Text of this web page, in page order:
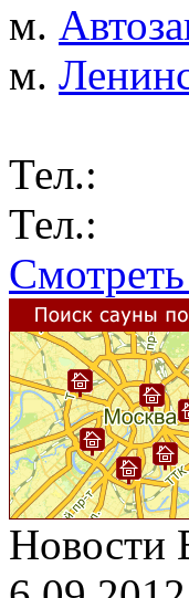
м.
м.
Тел.:
Тел.:
Новости